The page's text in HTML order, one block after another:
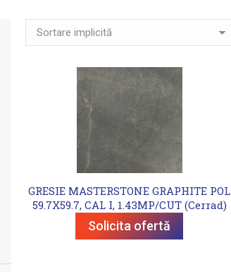
GRESIE MASTERSTONE GRAPHITE POL
59.7X59.7, CAL I, 1.43MP/CUT (Cerrad)
Solicita ofertă